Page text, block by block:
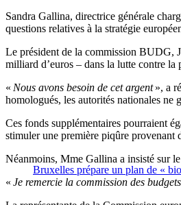
Sandra Gallina, directrice générale
questions relatives à la stratégie
Le président de la commission BUDG,
milliard d’euros – dans la lutte contre la
« Nous avons besoin de cet argent», a
homologués, les autorités nationales ne
Ces fonds supplémentaires pourraient
stimuler une première piqûre provenant
Bruxelles prépare un plan de «
Néanmoins, Mme Gallina a insisté sur
« Je remercie la commission des